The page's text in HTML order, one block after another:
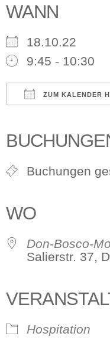
WANN
18.10.22
9:45 - 10:30
ZUM KALENDER
Buchungen
WO
Don-Bosco-
Salierstr. 37,
Hospitation